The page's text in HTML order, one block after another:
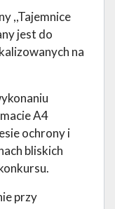
,,Tajemnice
jest do
na
A4
ochrony i
bliskich
przy